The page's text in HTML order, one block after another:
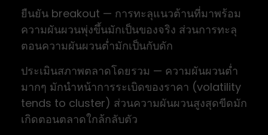
ยืนยัน breakout — การทะลุแนวต้านที่มาพร้อม
ความผันผวนพุ่งขึ้นมักเป็นของจริง ส่วนการทะลุ
ตอนความผันผวนต่ำมักเป็นกับดัก
ประเมินสภาพตลาดโดยรวม — ความผันผวนต่ำ
มากๆ มักนำหน้าการระเบิดของราคา (volatility
tends to cluster) ส่วนความผันผวนสูงสุดขีดมัก
เกิดตอนตลาดใกล้กลับตัว